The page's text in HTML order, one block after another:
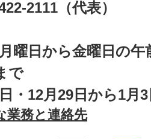
2111（代表）
曜日から金曜日の午
で
日・12月29日から1月
業務と連絡先